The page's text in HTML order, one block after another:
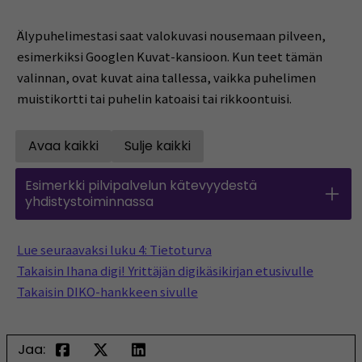
Älypuhelimestasi saat valokuvasi nousemaan pilveen,
esimerkiksi Googlen Kuvat-kansioon. Kun teet tämän
valinnan, ovat kuvat aina tallessa, vaikka puhelimen
muistikortti tai puhelin katoaisi tai rikkoontuisi.
Avaa kaikki
Open all accordions
Sulje kaikki
Esimerkki pilvipalvelun kätevyydestä
yhdistystoiminnassa
Lue seuraavaksi luku 4: Tietoturva
Takaisin Ihana digi! Yrittäjän digikäsikirjan etusivulle
Takaisin DIKO-hankkeen sivulle
Jaa: